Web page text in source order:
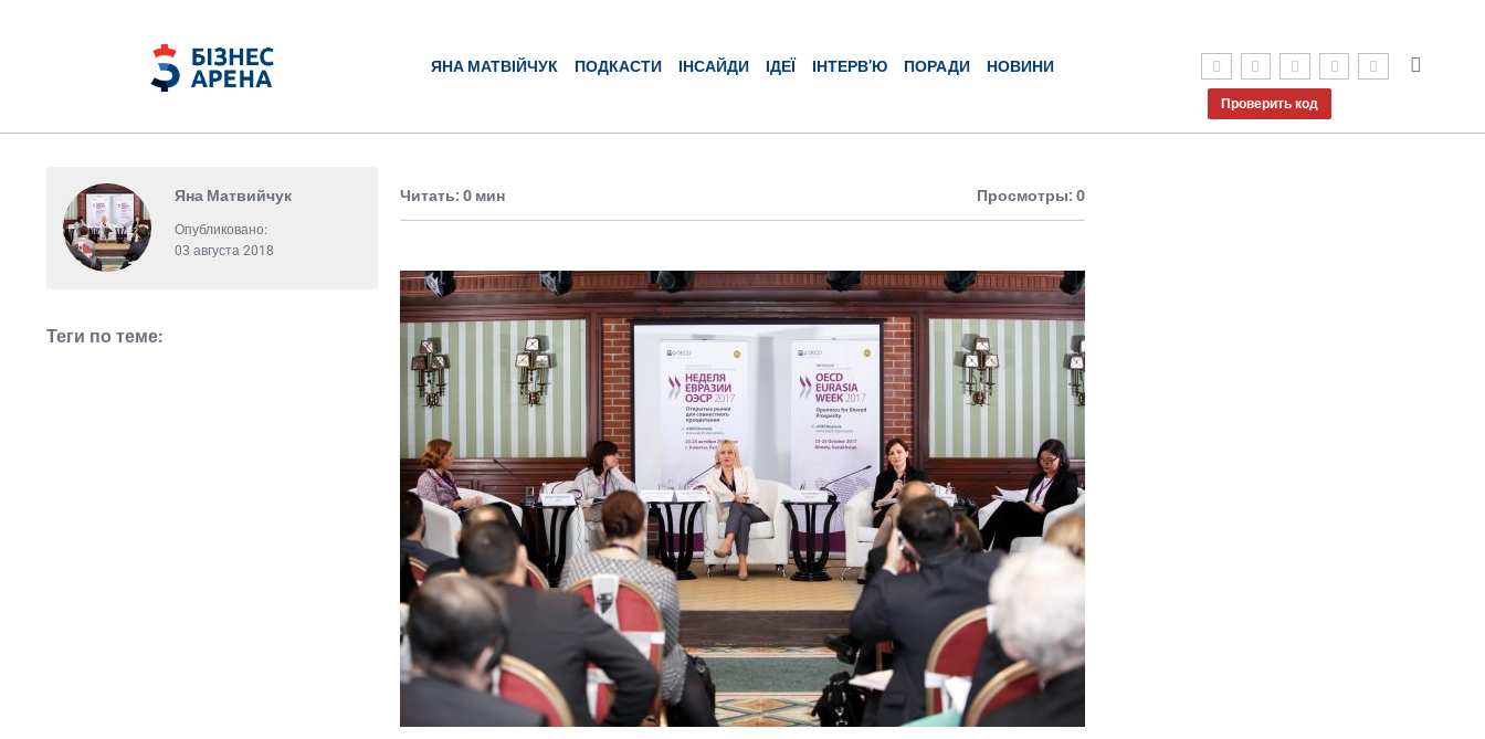
ЯНА МАТВІЙЧУК ПОДКАСТИ ІНСАЙДИ ІДЕЇ ІНТЕРВ’Ю ПОРАДИ НОВИНИ
Проверить код
Яна Матвийчук
Опубликовано:
03 августа 2018
Теги по теме:
Читать: 0 мин Просмотры: 0